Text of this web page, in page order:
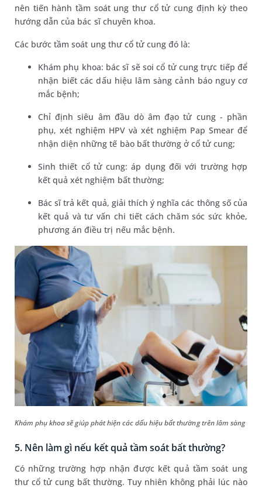
nên tiến hành tầm soát ung thư cổ tử cung định kỳ theo
hướng dẫn của bác sĩ chuyên khoa.
Các bước tầm soát ung thư cổ tử cung đó là:
Khám phụ khoa: bác sĩ sẽ soi cổ tử cung trực tiếp để
nhận biết các dấu hiệu lâm sàng cảnh báo nguy cơ
mắc bệnh;
Chỉ định siêu âm đầu dò âm đạo tử cung - phần
phụ, xét nghiệm HPV và xét nghiệm Pap Smear để
nhận diện những tế bào bất thường ở cổ tử cung;
Sinh thiết cổ tử cung: áp dụng đối với trường hợp
kết quả xét nghiệm bất thường;
Bác sĩ trả kết quả, giải thích ý nghĩa các thông số của
kết quả và tư vấn chi tiết cách chăm sóc sức khỏe,
phương án điều trị nếu mắc bệnh.
Khám phụ khoa sẽ giúp phát hiện các dấu hiệu bất thường trên lâm sàng
5. Nên làm gì nếu kết quả tầm soát bất thường?
Có những trường hợp nhận được kết quả tầm soát ung
thư cổ tử cung bất thường. Tuy nhiên không phải lúc nào